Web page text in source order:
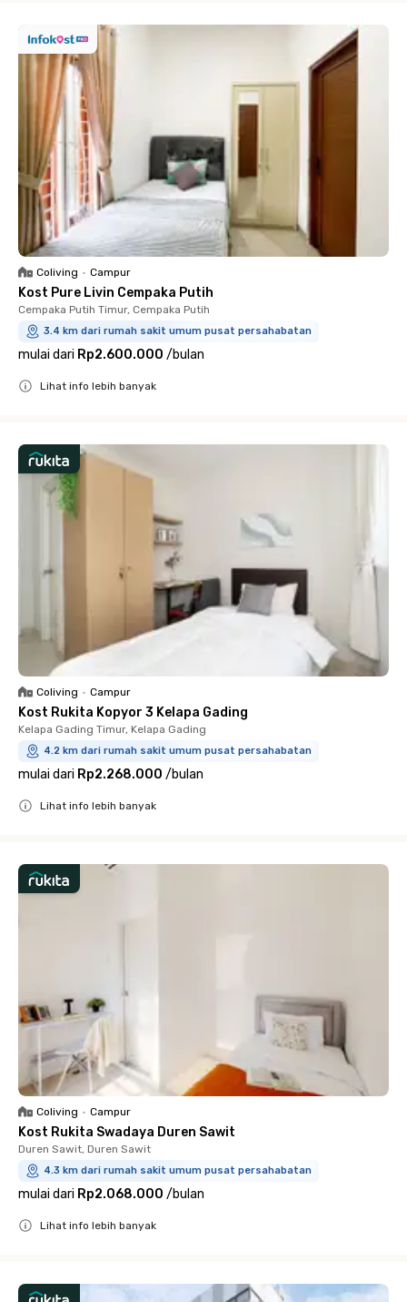
Coliving • Campur
Kost Pure Livin Cempaka Putih
Cempaka Putih Timur, Cempaka Putih
3.4 km dari rumah sakit umum pusat persahabatan
mulai dari Rp2.600.000 /bulan
Lihat info lebih banyak
Coliving • Campur
Kost Rukita Kopyor 3 Kelapa Gading
Kelapa Gading Timur, Kelapa Gading
4.2 km dari rumah sakit umum pusat persahabatan
mulai dari Rp2.268.000 /bulan
Lihat info lebih banyak
Coliving • Campur
Kost Rukita Swadaya Duren Sawit
Duren Sawit, Duren Sawit
4.3 km dari rumah sakit umum pusat persahabatan
mulai dari Rp2.068.000 /bulan
Lihat info lebih banyak